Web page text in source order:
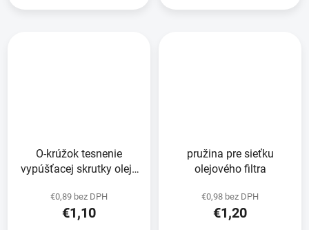
O-krúžok tesnenie
vypúšťacej skrutky oleja
€0,89 bez DPH
€1,10
pružina pre sieťku
olejového filtra
€0,98 bez DPH
€1,20